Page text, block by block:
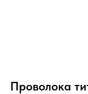
Проволока